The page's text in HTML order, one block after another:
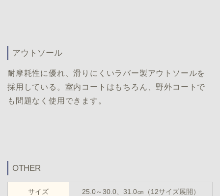
アウトソール
耐摩耗性に優れ、滑りにくいラバー製アウトソールを
採用している。室内コートはもちろん、野外コートで
も問題なく使用できます。
OTHER
サイズ 25.0～30.0、31.0㎝（12サイズ展開）